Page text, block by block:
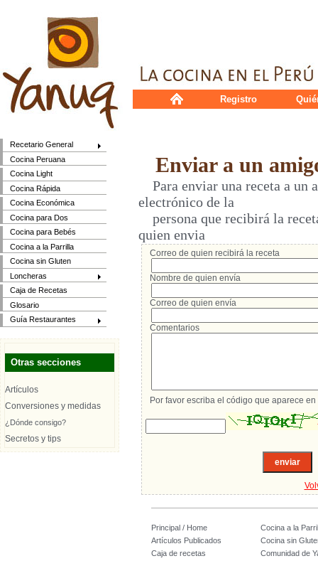
Recetario General
Cocina Peruana
Cocina Light
Cocina Rápida
Cocina Económica
Cocina para Dos
Cocina para Bebés
Cocina a la Parrilla
Cocina sin Gluten
Loncheras
Caja de Recetas
Glosario
Guía Restaurantes
Otras secciones
Artículos
Conversiones y medidas
¿Dónde consigo?
Secretos y tips
Registro
Enviar a un
Para enviar una receta a un
electrónico de la
persona que recibirá la
quien envia
Correo de quien recibirá la receta
Nombre de quien envía
Correo de quien envía
Comentarios
Por favor escriba el código que aparece en
Principal / Home
Cocina a la
Artículos Publicados
Cocina sin
Caja de recetas
Comunidad de